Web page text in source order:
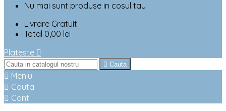
Nu mai sunt produse in cosul tau
Livrare Gratuit
Total 0,00 lei
Plateste 
 Cauta
 Meniu
 Cauta
 Cont